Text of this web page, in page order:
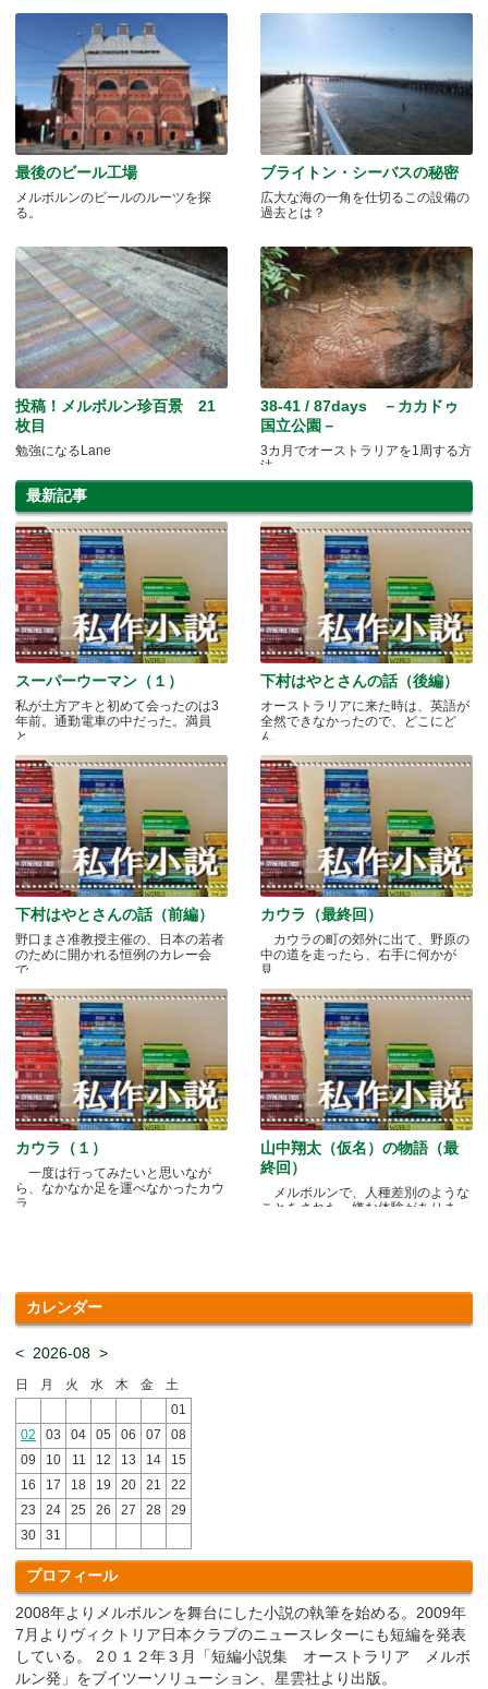
最後のビール工場
メルボルンのビールのルーツを探
る。
ブライトン・シーバスの秘密
広大な海の一角を仕切るこの設備の
過去とは？
投稿！メルボルン珍百景 21
枚目
勉強になるLane
38-41 / 87days －カカドゥ
国立公園－
3カ月でオーストラリアを1周する方
法
最新記事
スーパーウーマン（１）
私が土方アキと初めて会ったのは3
年前。通勤電車の中だった。満員
と.....
下村はやとさんの話（後編）
オーストラリアに来た時は、英語が
全然できなかったので、どこにど
ん.....
下村はやとさんの話（前編）
野口まさ准教授主催の、日本の若者
のために開かれる恒例のカレー会
で.....
カウラ（最終回）
カウラの町の郊外に出て、野原の
中の道を走ったら、右手に何かが
見.....
カウラ（１）
一度は行ってみたいと思いなが
ら、なかなか足を運べなかったカウ
ラ.....
山中翔太（仮名）の物語（最
終回）
メルボルンで、人種差別のような
ことをされた、嫌な体験がありま
カレンダー
< 2026-08 >
日 月 火 水 木 金
土
01
02
03 04 05 06 07
08
09
10 11 12 13 14
15
16
17 18 19 20 21
22
23
24 25 26 27 28
29
30
31
プロフィール
2008年よりメルボルンを舞台にした小説の執筆を始める。2009年
7月よりヴィクトリア日本クラブのニュースレターにも短編を発表
している。 2０１２年３月「短編小説集 オーストラリア メルボ
ルン発」をブイツーソリューション、星雲社より出版。